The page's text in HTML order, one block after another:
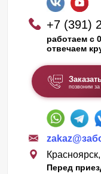
+7 (391)
работаем с
отвечаем
позвоним
Перед